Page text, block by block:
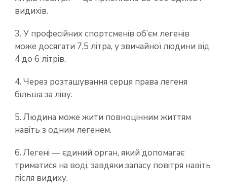
видихів.
3. У професійних спортсменів об’єм легенів
може досягати 7,5 літра, у звичайної людини від
4 до 6 літрів.
4. Через розташування серця права легеня
більша за ліву.
5. Людина може жити повноцінним життям
навіть з одним легенем.
6. Легені — єдиний орган, який допомагає
триматися на воді, завдяки запасу повітря навіть
після видиху.